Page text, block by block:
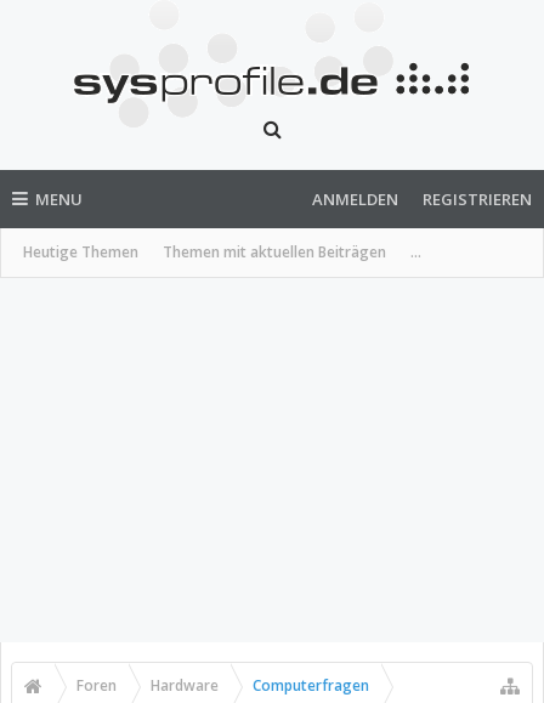
MENU
Heutige Themen Themen mit aktuellen Beiträgen ...
ANMELDEN REGISTRIEREN
Foren Hardware Computerfragen